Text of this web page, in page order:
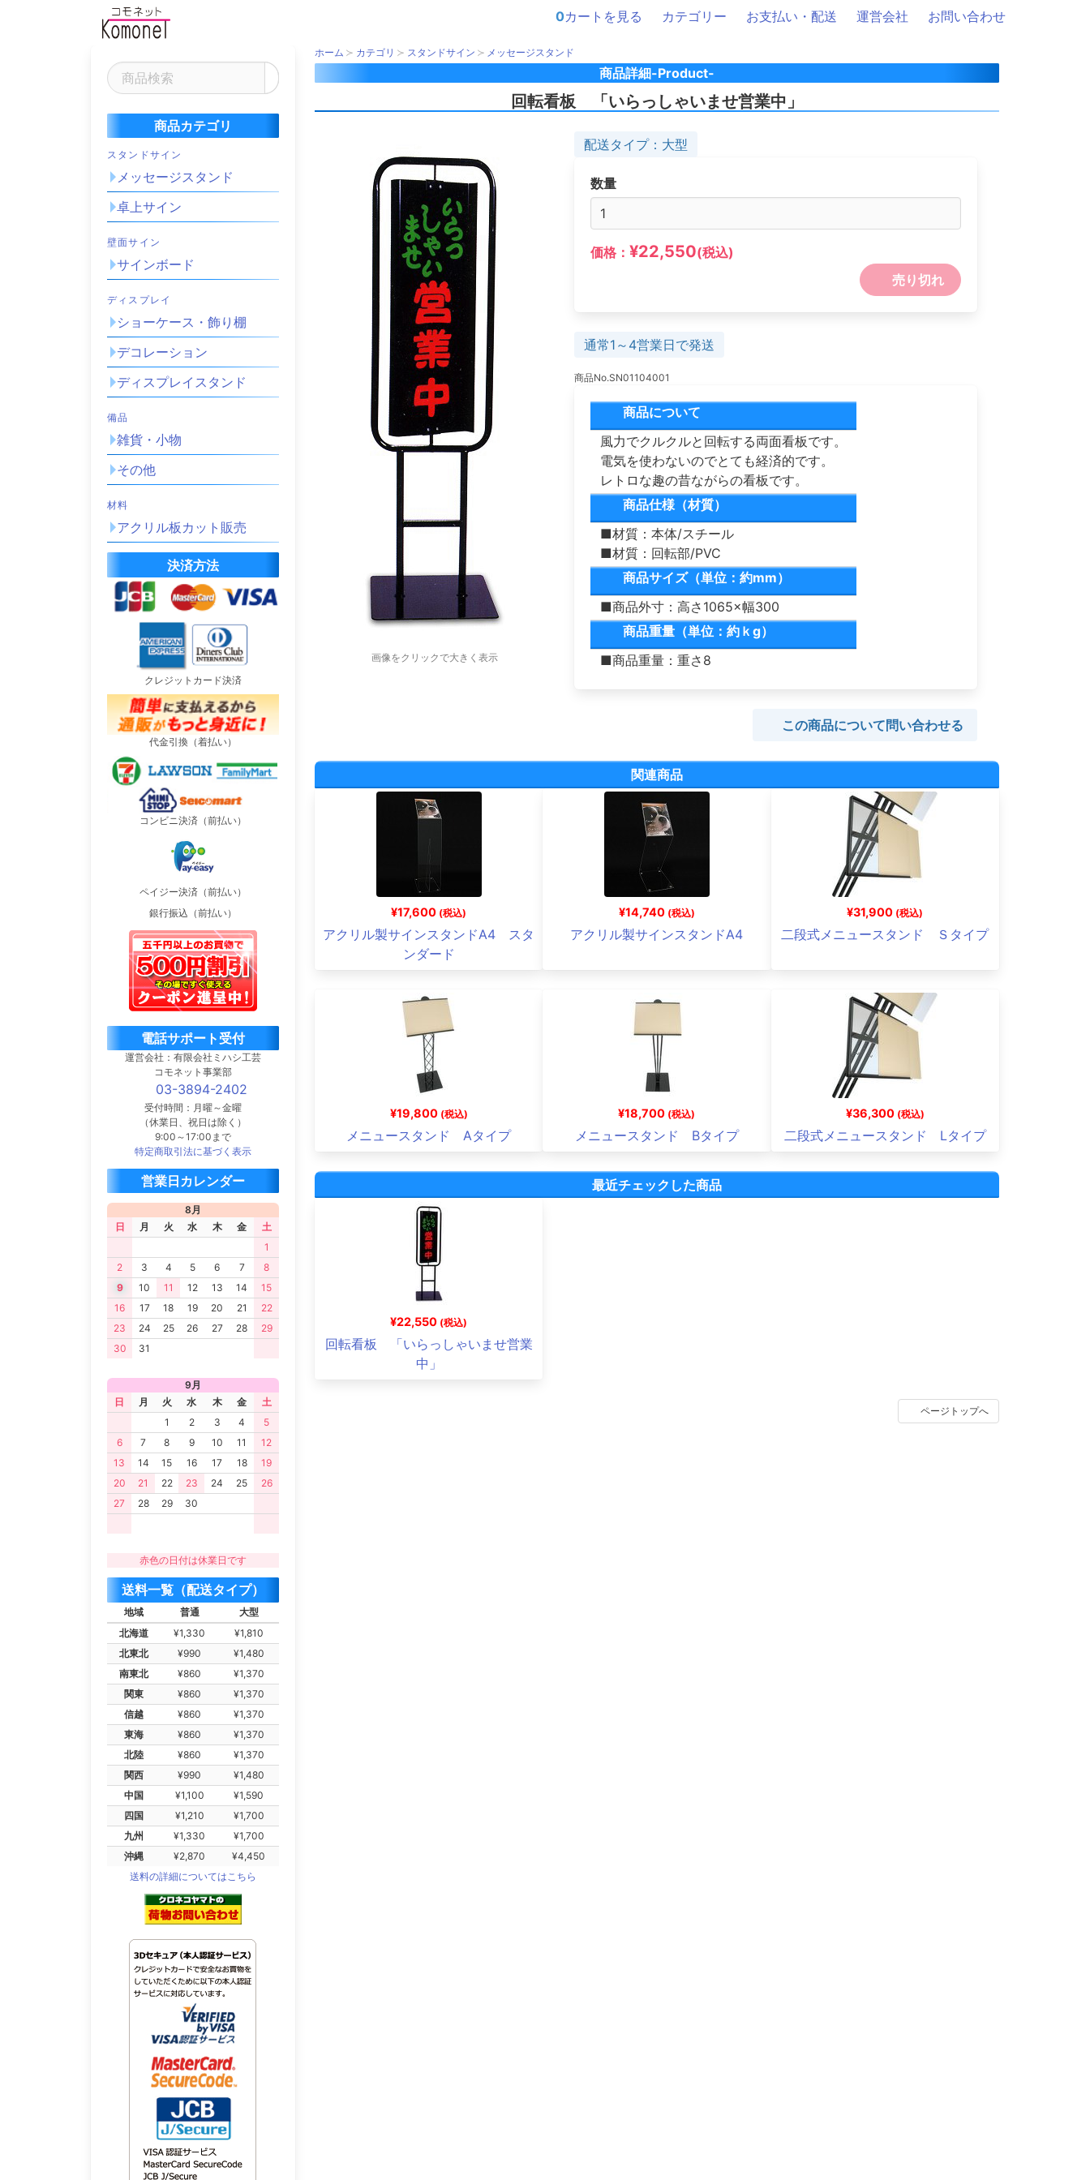
0カートを見る カテゴリー お支払い・配送 運営会社 お問い合わせ
商品カテゴリ
スタンドサイン
メッセージスタンド
卓上サイン
壁面サイン
サインボード
ディスプレイ
ショーケース・飾り棚
デコレーション
ディスプレイスタンド
備品
雑貨・小物
その他
材料
アクリル板カット販売
決済方法
クレジットカード決済
代金引換（着払い）
コンビニ決済（前払い）
ペイジー決済（前払い）
銀行振込（前払い）
電話サポート受付
運営会社：有限会社ミハシ工芸
コモネット事業部
03-3894-2402
受付時間：月曜～金曜
（休業日、祝日は除く）
9:00～17:00まで
特定商取引法に基づく表示
営業日カレンダー
8月
日
月 火 水 木 金
土
1
2
3 4 5 6 7
8
9
10 11 12 13 14
15
16
17 18 19 20 21
22
23
24 25 26 27 28
29
30
31
9月
日
月 火 水 木 金
土
1
2 3 4
5
6
7 8 9 10 11
12
13
14 15 16 17 18
19
20
21 22 23 24 25
26
27
28 29 30
赤色の日付は休業日です
送料一覧（配送タイプ）
地域 普通
大型
北海道
¥1,330
¥1,810
北東北
¥990
¥1,480
南東北
¥860
¥1,370
関東
¥860
¥1,370
信越
¥860
¥1,370
東海
¥860
¥1,370
北陸
¥860
¥1,370
関西
¥990
¥1,480
中国
¥1,100
¥1,590
四国
¥1,210
¥1,700
九州
¥1,330
¥1,700
沖縄
¥2,870
¥4,450
送料の詳細についてはこちら
ホーム カテゴリ スタンドサイン メッセージスタンド
商品詳細-Product-
回転看板 「いらっしゃいませ営業中」
画像をクリックで大きく表示
配送タイプ：大型
数量
価格： ¥22,550(税込)
売り切れ
通常1～4営業日で発送
商品No.SN01104001
商品について
風力でクルクルと回転する両面看板です。
電気を使わないのでとても経済的です。
レトロな趣の昔ながらの看板です。
商品仕様（材質）
■材質：本体/スチール
■材質：回転部/PVC
商品サイズ（単位：約mm）
■商品外寸：高さ1065×幅300
商品重量（単位：約ｋg）
■商品重量：重さ8
この商品について問い合わせる
関連商品
¥17,600 (税込)
アクリル製サインスタンドA4 スタ
ンダード
¥14,740 (税込)
アクリル製サインスタンドA4
¥31,900 (税込)
二段式メニュースタンド Ｓタイプ
¥19,800 (税込)
メニュースタンド Aタイプ
¥18,700 (税込)
メニュースタンド Bタイプ
¥36,300 (税込)
二段式メニュースタンド Lタイプ
最近チェックした商品
¥22,550 (税込)
回転看板 「いらっしゃいませ営業
中」
ページトップへ